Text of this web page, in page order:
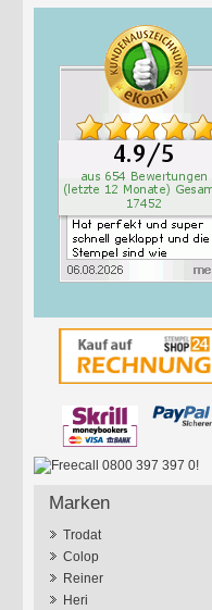
Marken
Trodat
Colop
Reiner
Heri